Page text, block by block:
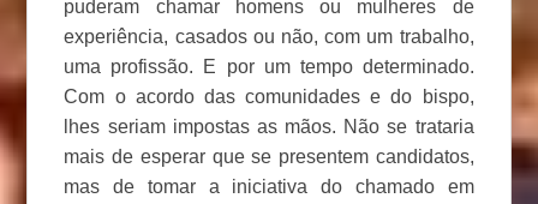
puderam chamar homens ou mulheres de
experiência, casados ou não, com um trabalho,
uma profissão. E por um tempo determinado.
Com o acordo das comunidades e do bispo,
lhes seriam impostas as mãos. Não se trataria
mais de esperar que se presentem candidatos,
mas de tomar a iniciativa do chamado em